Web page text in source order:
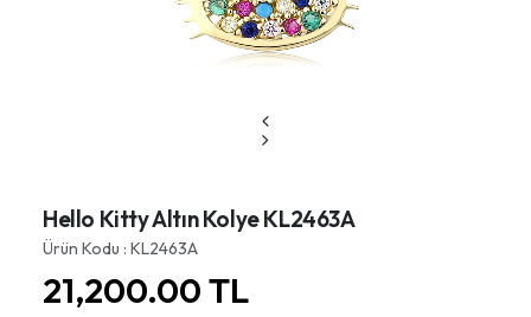
Hello Kitty Altın Kolye KL2463A
Ürün Kodu : KL2463A
21,200.00TL